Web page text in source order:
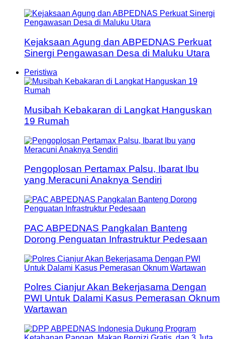
Kejaksaan Agung dan ABPEDNAS Perkuat
Sinergi Pengawasan Desa di Maluku Utara
Peristiwa
Musibah Kebakaran di Langkat Hanguskan
19 Rumah
Pengoplosan Pertamax Palsu, Ibarat Ibu
yang Meracuni Anaknya Sendiri
PAC ABPEDNAS Pangkalan Banteng
Dorong Penguatan Infrastruktur Pedesaan
Polres Cianjur Akan Bekerjasama Dengan
PWI Untuk Dalami Kasus Pemerasan Oknum
Wartawan